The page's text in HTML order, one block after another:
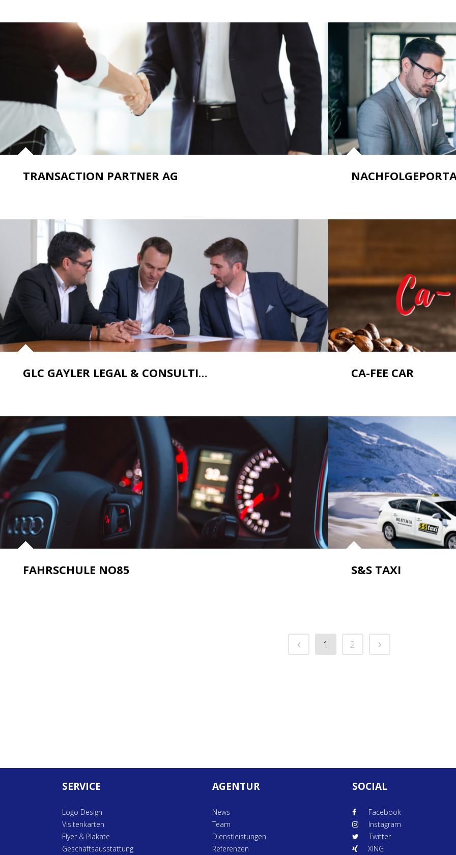
TRANSACTION PARTNER AG
GLC GAYLER LEGAL & CONSULTING CA-FEE CAR
FAHRSCHULE NO85 S&S TAXI
1 2
SERVICE
Logo Design
Visitenkarten
Flyer & Plakate
Geschäftsausstattung
AGENTUR
News
Team
Dienstleistungen
Referenzen
SOCIAL
Facebook
Instagram
Twitter
XING